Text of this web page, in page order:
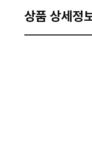
상품 상세정